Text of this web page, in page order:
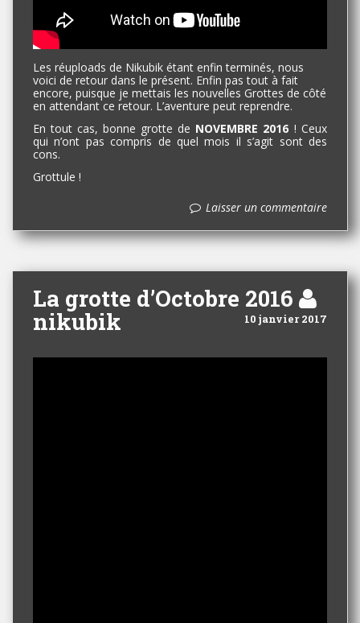
Les réuploads de Nikubik étant enfin terminés, nous
voici de retour dans le présent. Enfin pas tout à fait
encore, puisque je mettais les nouvelles Grottes de côté
en attendant ce retour. L’aventure peut reprendre.
En tout cas, bonne grotte de NOVEMBRE 2016 ! Ceux
qui n’ont pas compris de quel mois il s’agit sont des
cons.
Grottule !
Laisser un commentaire
La grotte d’Octobre 2016
10 janvier 2017
nikubik